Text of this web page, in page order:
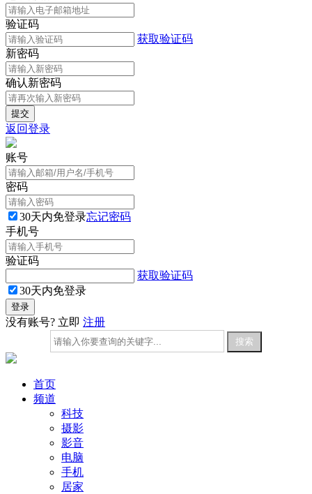
验证码
获取验证码
新密码
确认新密码
返回登录
账号
密码
30天内免登录忘记密码
手机号
验证码
获取验证码
30天内免登录
没有账号? 立即 注册
首页
频道
科技
摄影
影音
电脑
手机
居家